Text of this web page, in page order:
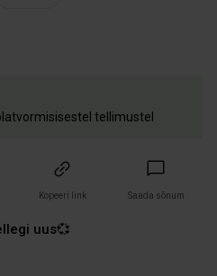
tellimustel
Kopeeri link Saada sõnum
uus💞